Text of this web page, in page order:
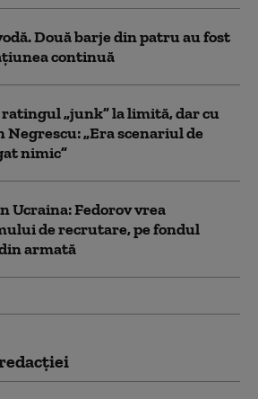
Două barje din patru au fost
continuă
ratingul „junk” la limită, dar cu
Negrescu: „Era scenariul de
nimic”
Ucraina: Fedorov vrea
de recrutare, pe fondul
armată